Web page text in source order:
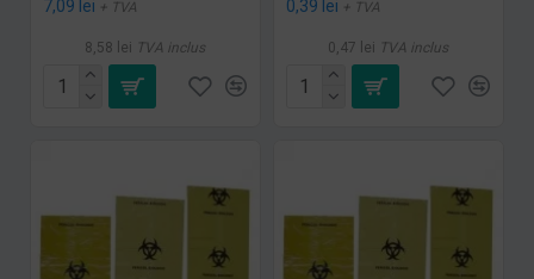
7,09 lei + TVA
8,58 lei TVA inclus
0,39 lei + TVA
0,47 lei TVA inclus